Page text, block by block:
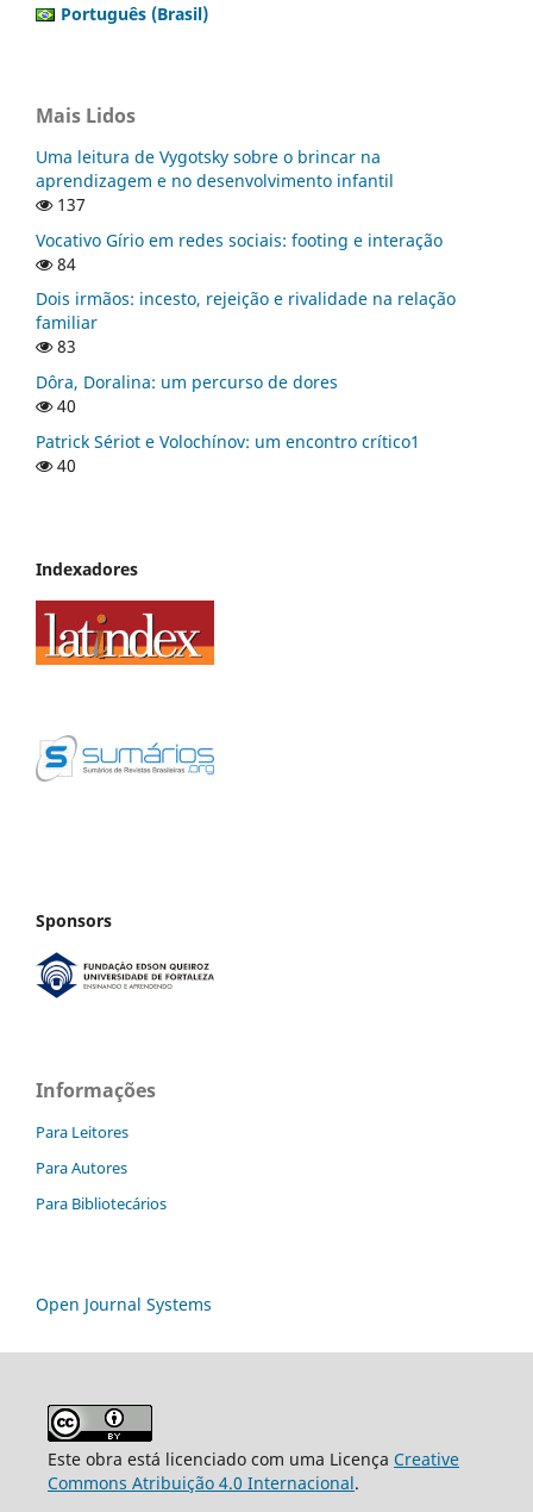
Português (Brasil)
Mais Lidos
Uma leitura de Vygotsky sobre o brincar na
aprendizagem e no desenvolvimento infantil
137
Vocativo Gírio em redes sociais: footing e interação
84
Dois irmãos: incesto, rejeição e rivalidade na relação
familiar
83
Dôra, Doralina: um percurso de dores
40
Patrick Sériot e Volochínov: um encontro crítico1
40
Indexadores
Sponsors
Informações
Para Leitores
Para Autores
Para Bibliotecários
Open Journal Systems
Este obra está licenciado com uma Licença Creative
Commons Atribuição 4.0 Internacional.